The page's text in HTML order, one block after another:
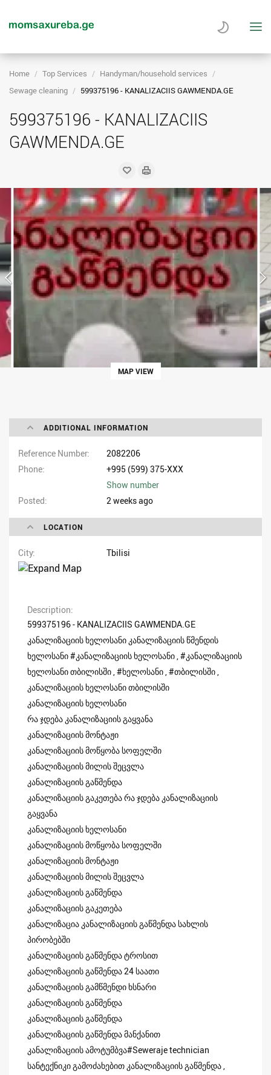
Home Top Services
Handyman/household services
Sewage cleaning
599375196 - KANALIZACIIS GAWMENDA.GE
599375196 - KANALIZACIIS
GAWMENDA.GE
MAP VIEW
ADDITIONAL INFORMATION
Reference Number
2082206
Phone
+995 (599) 375-XXX
Show number
Posted
2 weeks ago
LOCATION
City Tbilisi
Description
599375196 - KANALIZACIIS GAWMENDA.GE
კანალიზაციის ხელოსანი კანალიზაციის წმენდის
ხელოსანი #კანალიზაციის ხელოსანი , #კანალიზაციის
ხელოსანი თბილისში , #ხელოსანი , #თბილისში ,
კანალიზაციის ხელოსანი თბილისში
კანალიზაციის ხელოსანი
რა ჯდება კანალიზაციის გაყვანა
კანალიზაციის მონტაჟი
კანალიზაციის მოწყობა სოფელში
კანალიზაციის მილის შეცვლა
კანალიზაციის გაწმენდა
კანალიზაციის გაკეთება რა ჯდება კანალიზაციის
გაყვანა
კანალიზაციის ხელოსანი
კანალიზაციის მოწყობა სოფელში
კანალიზაციის მონტაჟი
კანალიზაციის მილის შეცვლა
კანალიზაციის გაწმენდა
კანალიზაციის გაკეთება
კანალიზაცია კანალიზაციის გაწმენდა სახლის
პირობებში
კანალიზაციის გაწმენდა ტროსით
კანალიზაციის გაწმენდა 24 საათი
კანალიზაციის გამწმენდი ხსნარი
კანალიზაციის გაწმენდა
კანალიზაციის გაწმენდა
კანალიზაციის გაწმენდა მანქანით
კანალიზაციის ამოტუმბვა#Seweraje technician
სანტექნიკი გამოძახებით კანალიზაციის გაწმენდა ,